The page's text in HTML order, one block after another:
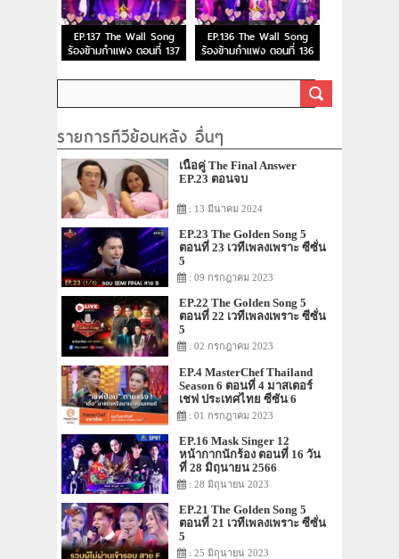
EP.137 The Wall Song
ร้องข้ามกำแพง ตอนที่ 137
EP.136 The Wall Song
ร้องข้ามกำแพง ตอนที่ 136
รายการทีวีย้อนหลัง อื่นๆ
เนื้อคู่ The Final Answer
EP.23 ตอนจบ
: 13 มีนาคม 2024
EP.23 The Golden Song 5
ตอนที่ 23 เวทีเพลงเพราะ ซีซั่น
5
: 09 กรกฎาคม 2023
EP.22 The Golden Song 5
ตอนที่ 22 เวทีเพลงเพราะ ซีซั่น
5
: 02 กรกฎาคม 2023
EP.4 MasterChef Thailand
Season 6 ตอนที่ 4 มาสเตอร์
เชฟ ประเทศไทย ซีซัน 6
: 01 กรกฎาคม 2023
EP.16 Mask Singer 12
หน้ากากนักร้อง ตอนที่ 16 วัน
ที่ 28 มิถุนายน 2566
: 28 มิถุนายน 2023
EP.21 The Golden Song 5
ตอนที่ 21 เวทีเพลงเพราะ ซีซั่น
5
: 25 มิถุนายน 2023